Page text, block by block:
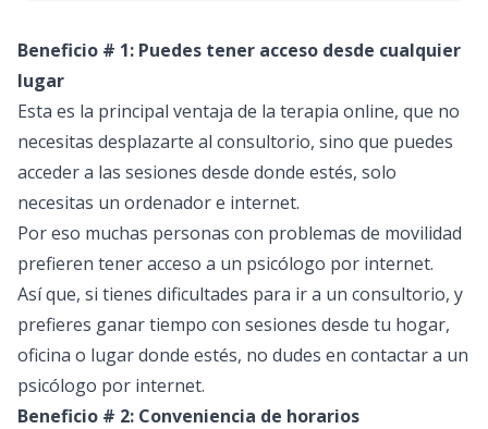
Beneficio # 1: Puedes tener acceso desde cualquier
lugar
Esta es la principal ventaja de la terapia online, que no
necesitas desplazarte al consultorio, sino que puedes
acceder a las sesiones desde donde estés, solo
necesitas un ordenador e internet.
Por eso muchas personas con problemas de movilidad
prefieren tener acceso a un psicólogo por internet.
Así que, si tienes dificultades para ir a un consultorio, y
prefieres ganar tiempo con sesiones desde tu hogar,
oficina o lugar donde estés, no dudes en contactar a un
psicólogo por internet.
Beneficio # 2: Conveniencia de horarios